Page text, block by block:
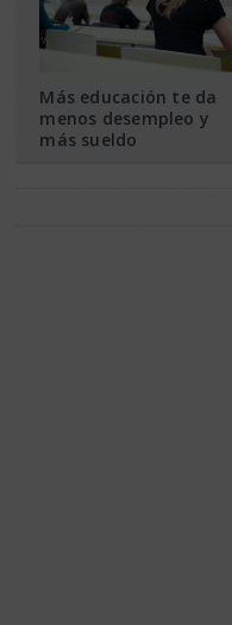
Más educación te da
menos desempleo y
más sueldo